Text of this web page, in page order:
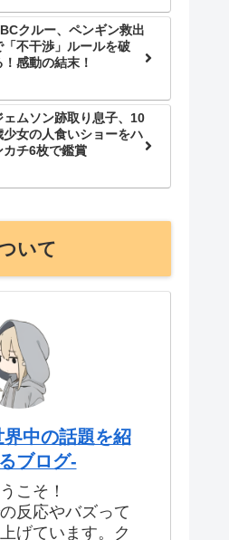
クルー、ペンギン救出
「不干渉」ルールを破
！感動の結末！
ェムソン跡取り息子、10
少女の人食いショーをハ
カチ6枚で鑑賞
いて
中の話題を紹
ブログ-
こそ！
反応やバズって
げています。ク